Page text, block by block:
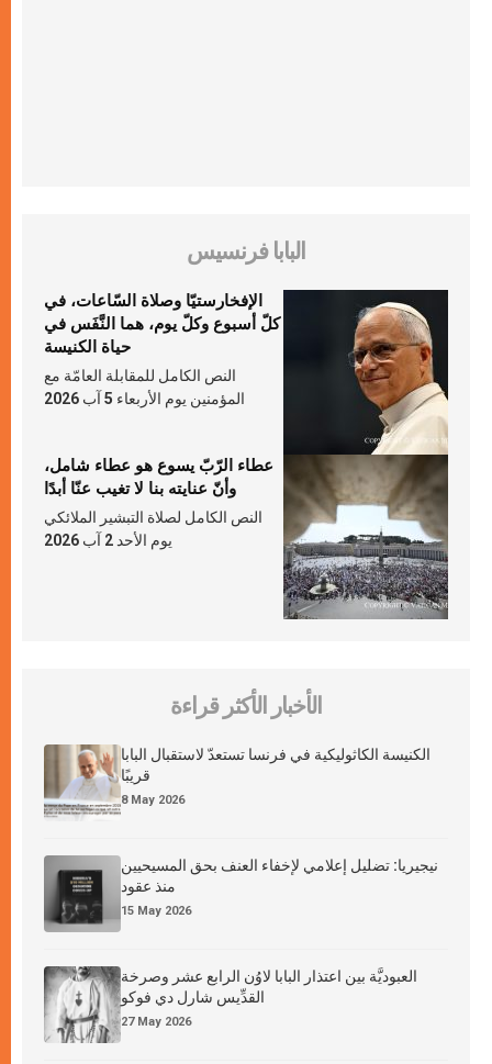
البابا فرنسيس
الإفخارستيّا وصلاة السّاعات، في
كلّ أسبوع وكلّ يوم، هما النَّفَس في
حياة الكنيسة
النص الكامل للمقابلة العامّة مع
المؤمنين يوم الأربعاء 5 آب 2026
عطاء الرّبّ يسوع هو عطاء شامل،
وأنّ عنايته بنا لا تغيب عنّا أبدًا
النص الكامل لصلاة التبشير الملائكي
يوم الأحد 2 آب 2026
الأخبار الأكثر قراءة
الكنيسة الكاثوليكية في فرنسا تستعدّ لاستقبال البابا
قريبًا
8 May 2026
نيجيريا: تضليل إعلامي لإخفاء العنف بحق المسيحيين
منذ عقود
15 May 2026
العبوديَّة بين اعتذار البابا لاوُن الرابع عشر وصرخة
القدِّيس شارل دي فوكو
27 May 2026